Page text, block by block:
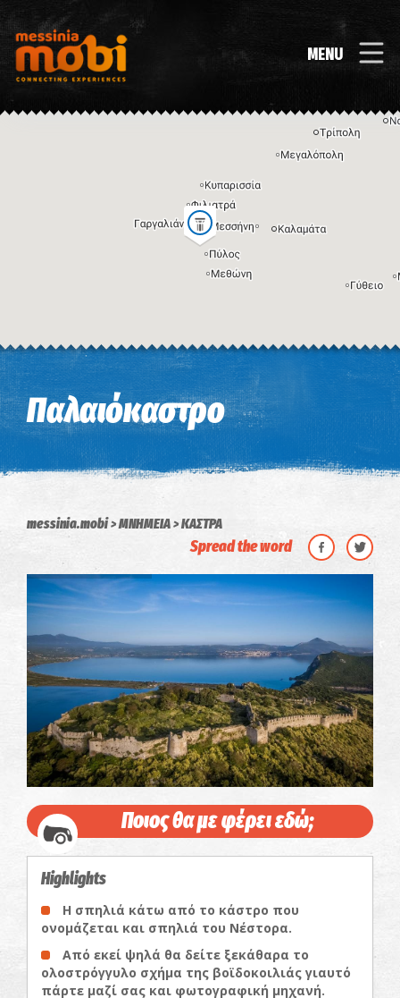
MENU
Η εικόνα ενδέχεται να υπόκειται σε πνευματικά δικαιώματα Όροι
Παλαιόκαστρο
messinia.mobi ΜΝΗΜΕΙΑ ΚΑΣΤΡΑ
Spread the word
Ποιος θα με φέρει εδώ;
Highlights
Η σπηλιά κάτω από το κάστρο που
ονομάζεται και σπηλιά του Νέστορα.
Από εκεί ψηλά θα δείτε ξεκάθαρα το
ολοστρόγγυλο σχήμα της βοϊδοκοιλιάς γιαυτό
πάρτε μαζί σας και φωτογραφική μηχανή.